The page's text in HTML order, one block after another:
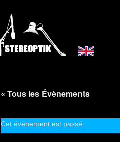
« Tous les Évènements
Cet évènement est passé.